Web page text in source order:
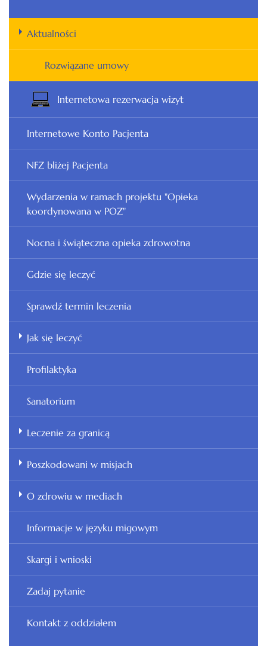
Aktualności
Rozwiązane umowy
Internetowa rezerwacja wizyt
Internetowe Konto Pacjenta
NFZ bliżej Pacjenta
Wydarzenia w ramach projektu "Opieka
koordynowana w POZ"
Nocna i świąteczna opieka zdrowotna
Gdzie się leczyć
Sprawdź termin leczenia
Jak się leczyć
Profilaktyka
Sanatorium
Leczenie za granicą
Poszkodowani w misjach
O zdrowiu w mediach
Informacje w języku migowym
Skargi i wnioski
Zadaj pytanie
Kontakt z oddziałem